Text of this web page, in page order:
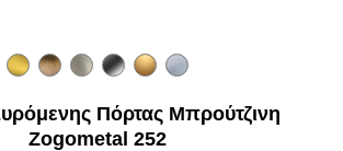
Πόρτας Μπρούτζινη
Zogometal 252